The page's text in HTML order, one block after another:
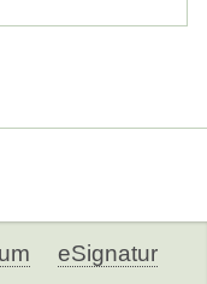
eSignatur